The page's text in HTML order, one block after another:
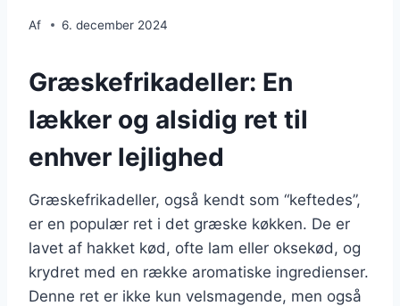
Af 6. december 2024
Græskefrikadeller: En
lækker og alsidig ret til
enhver lejlighed
Græskefrikadeller, også kendt som “keftedes”,
er en populær ret i det græske køkken. De er
lavet af hakket kød, ofte lam eller oksekød, og
krydret med en række aromatiske ingredienser.
Denne ret er ikke kun velsmagende, men også